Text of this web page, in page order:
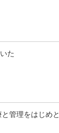
た
管理をはじめと